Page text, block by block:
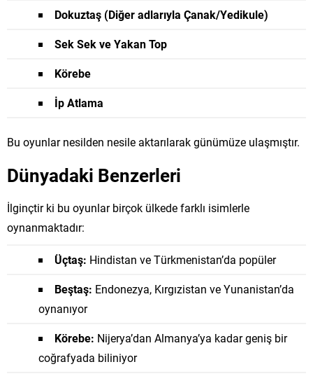
Dokuztaş (Diğer adlarıyla Çanak/Yedikule)
Sek Sek ve Yakan Top
Körebe
İp Atlama
Bu oyunlar nesilden nesile aktarılarak günümüze ulaşmıştır.
Dünyadaki Benzerleri
İlginçtir ki bu oyunlar birçok ülkede farklı isimlerle
oynanmaktadır:
Üçtaş: Hindistan ve Türkmenistan’da popüler
Beştaş: Endonezya, Kırgızistan ve Yunanistan’da
oynanıyor
Körebe: Nijerya’dan Almanya’ya kadar geniş bir
coğrafyada biliniyor